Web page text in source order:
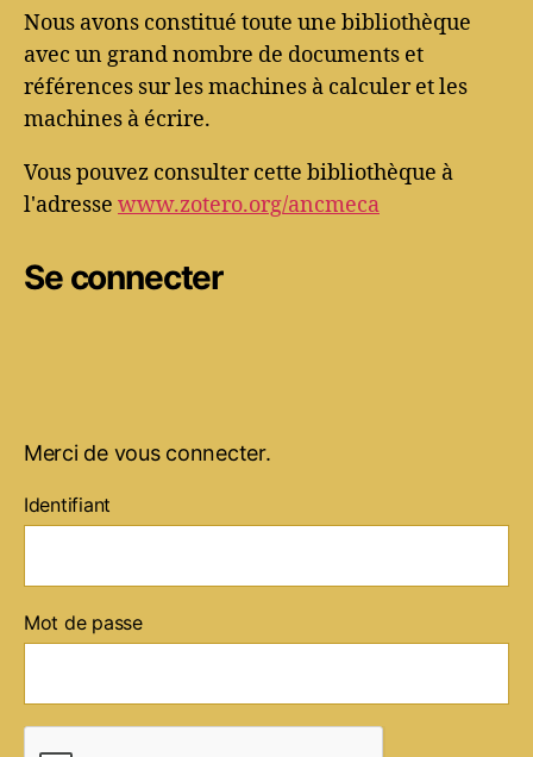
Nous avons constitué toute une bibliothèque
avec un grand nombre de documents et
références sur les machines à calculer et les
machines à écrire.
Vous pouvez consulter cette bibliothèque à
l'adresse www.zotero.org/ancmeca
Se connecter
Merci de vous connecter.
Identifiant
Mot de passe